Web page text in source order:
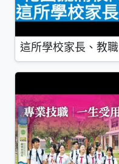
這所學校家長、教